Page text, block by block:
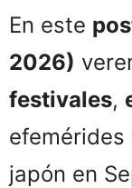
En este
2026)
festivales,
japón en